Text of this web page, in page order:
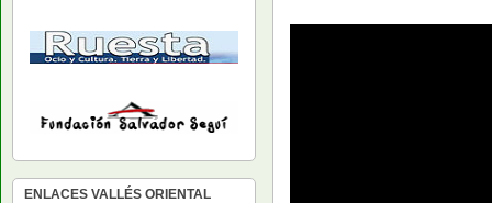
ENLACES VALLÉS ORIENTAL